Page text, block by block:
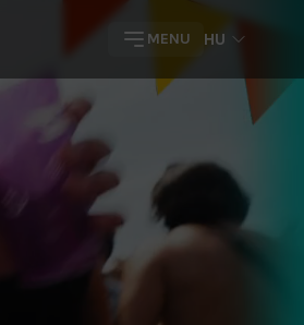
MENU HU